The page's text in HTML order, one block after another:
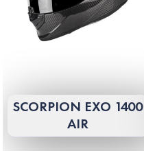
SCORPION EXO 1400
AIR